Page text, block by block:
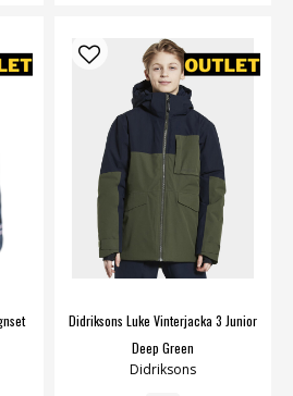
Didriksons Luke Vinterjacka 3 Junior
Deep Green
Didriksons